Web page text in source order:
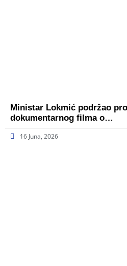
Ministar Lokmić podržao
dokumentarnog filma o…
16 Juna, 2026